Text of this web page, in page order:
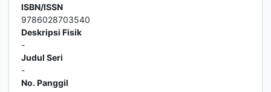
ISBN/ISSN
9786028703540
Deskripsi Fisik
-
Judul Seri
-
No. Panggil